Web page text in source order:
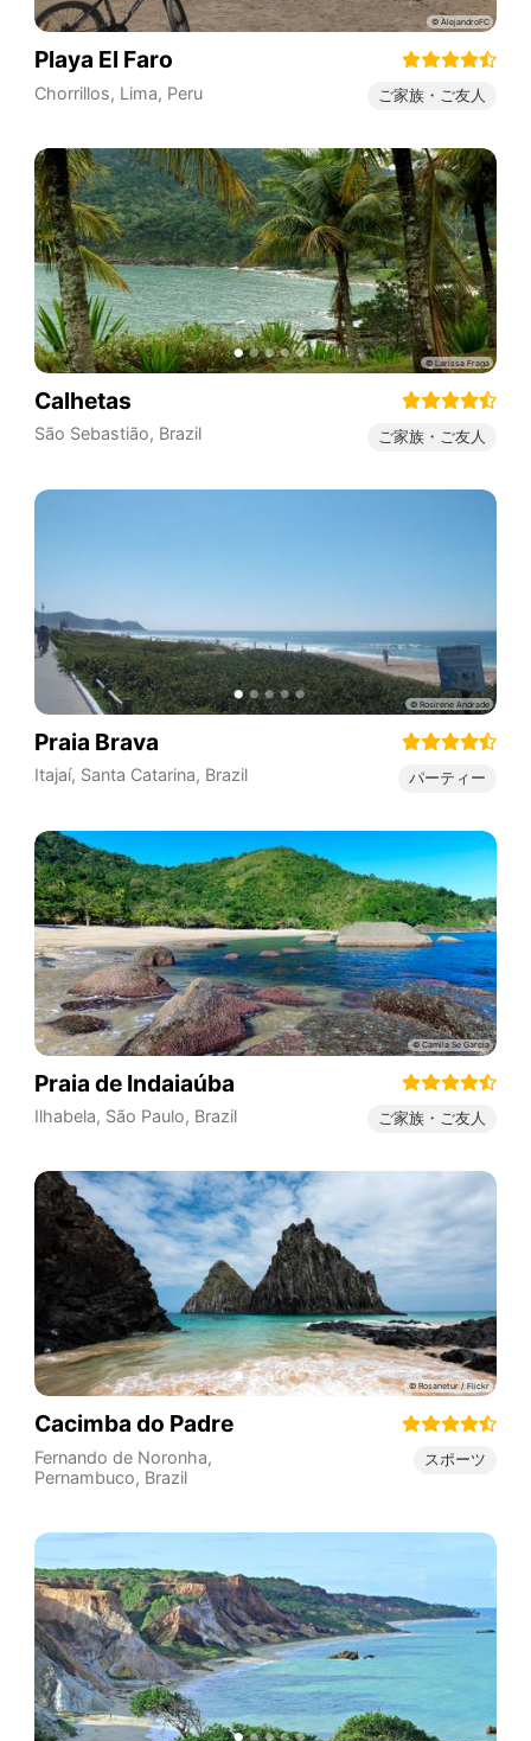
Playa El Faro
Chorrillos, Lima, Peru ご家族・ご友人
Calhetas
São Sebastião, Brazil ご家族・ご友人
Praia Brava
Itajaí, Santa Catarina, Brazil パーティー
Praia de Indaiaúba
Ilhabela, São Paulo, Brazil ご家族・ご友人
Cacimba do Padre
Fernando de Noronha,
Pernambuco, Brazil
スポーツ